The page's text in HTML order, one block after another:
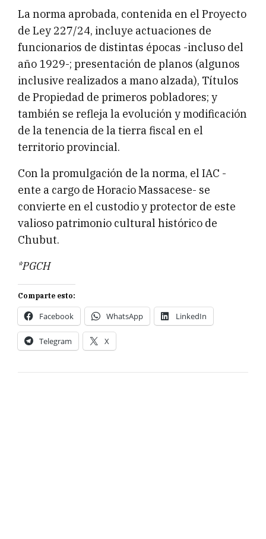
La norma aprobada, contenida en el Proyecto
de Ley 227/24, incluye actuaciones de
funcionarios de distintas épocas -incluso del
año 1929-; presentación de planos (algunos
inclusive realizados a mano alzada), Títulos
de Propiedad de primeros pobladores; y
también se refleja la evolución y modificación
de la tenencia de la tierra fiscal en el
territorio provincial.
Con la promulgación de la norma, el IAC -
ente a cargo de Horacio Massacese- se
convierte en el custodio y protector de este
valioso patrimonio cultural histórico de
Chubut.
*PGCH
Comparte esto:
Facebook WhatsApp LinkedIn
Telegram X